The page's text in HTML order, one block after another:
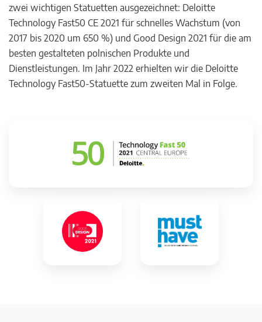
zwei wichtigen Statuetten ausgezeichnet: Deloitte
Technology Fast50 CE 2021 für schnelles Wachstum (von
2017 bis 2020 um 650 %) und Good Design 2021 für die am
besten gestalteten polnischen Produkte und
Dienstleistungen. Im Jahr 2022 erhielten wir die Deloitte
Technology Fast50-Statuette zum zweiten Mal in Folge.